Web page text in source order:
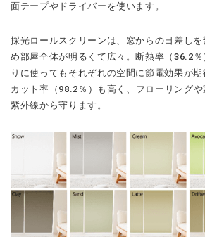
面テープやドライバーを使います。
採光ロールスクリーンは、窓からの日差し
め部屋全体が明るくて広々。断熱率（36.2
りに使ってもそれぞれの空間に節電効果が
カット率（98.2％）も高く、フローリング
紫外線から守ります。